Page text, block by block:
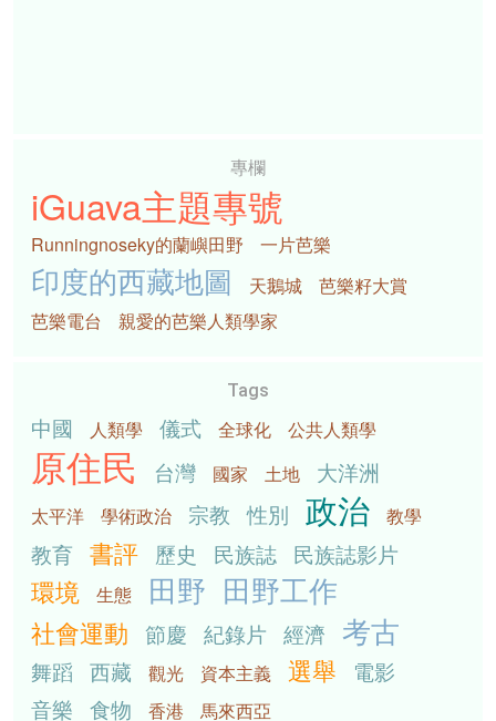
專欄
iGuava主題專號
Runningnoseky的蘭嶼田野 一片芭樂
印度的西藏地圖 天鵝城
芭樂籽大賞
芭樂電台
親愛的芭樂人類學家
Tags
中國 人類學 儀式 全球化 公共人類學
原住民 台灣 國家 土地 大洋洲
太平洋 學術政治 宗教 性別 政治 教學
教育 書評 歷史 民族誌 民族誌影片
環境 生態 田野 田野工作
社會運動 節慶 紀錄片 經濟 考古
舞蹈 西藏 觀光 資本主義 選舉
電影
音樂 食物 香港
馬來西亞